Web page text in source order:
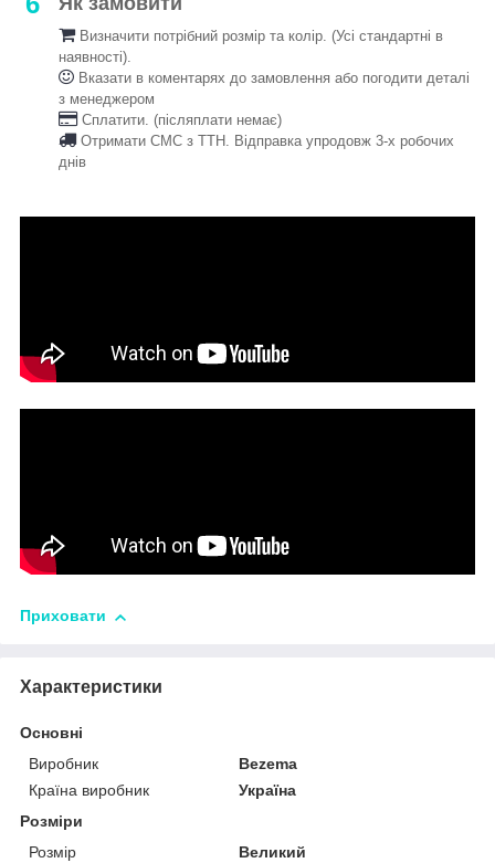
Визначити потрібний розмір та колір. (Усі стандартні в
наявності).
Вказати в коментарях до замовлення або погодити деталі
з менеджером
Сплатити. (післяплати немає)
Отримати СМС з ТТН. Відправка упродовж 3-х робочих
днів
Приховати
Характеристики
Основні
Виробник
Bezema
Країна виробник
Україна
Розміри
Розмір
Великий